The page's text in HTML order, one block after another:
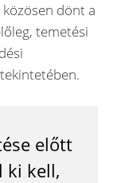
dönt a
temetési
előtt
ki kell,